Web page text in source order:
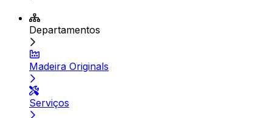
Departamentos
Madeira Originals
Serviços